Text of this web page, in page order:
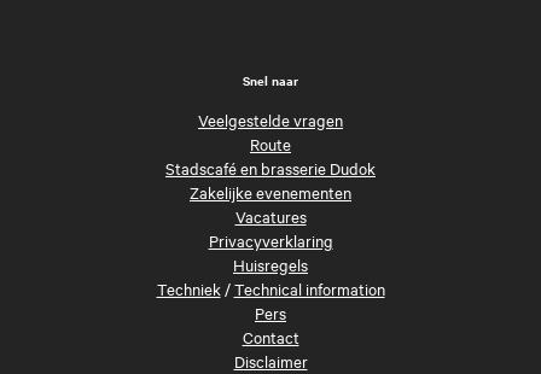
Snel naar
Veelgestelde vragen
Route
Stadscafé en brasserie Dudok
Zakelijke evenementen
Vacatures
Privacyverklaring
Huisregels
Techniek/Technical information
Pers
Contact
Disclaimer